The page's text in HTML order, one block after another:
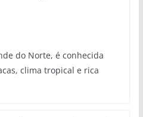
do Norte, é conhecida
clima tropical e rica